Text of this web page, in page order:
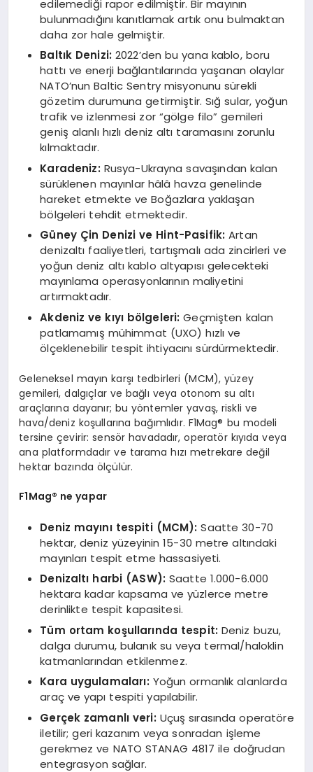
edilemediği rapor edilmiştir. Bir mayının
bulunmadığını kanıtlamak artık onu bulmaktan
daha zor hale gelmiştir.
Baltık Denizi: 2022’den bu yana kablo, boru
hattı ve enerji bağlantılarında yaşanan olaylar
NATO’nun Baltic Sentry misyonunu sürekli
gözetim durumuna getirmiştir. Sığ sular, yoğun
trafik ve izlenmesi zor “gölge filo” gemileri
geniş alanlı hızlı deniz altı taramasını zorunlu
kılmaktadır.
Karadeniz: Rusya-Ukrayna savaşından kalan
sürüklenen mayınlar hâlâ havza genelinde
hareket etmekte ve Boğazlara yaklaşan
bölgeleri tehdit etmektedir.
Güney Çin Denizi ve Hint-Pasifik:Artan
denizaltı faaliyetleri, tartışmalı ada zincirleri ve
yoğun deniz altı kablo altyapısı gelecekteki
mayınlama operasyonlarının maliyetini
artırmaktadır.
Akdeniz ve kıyı bölgeleri: Geçmişten kalan
patlamamış mühimmat (UXO) hızlı ve
ölçeklenebilir tespit ihtiyacını sürdürmektedir.
Geleneksel mayın karşı tedbirleri (MCM), yüzey
gemileri, dalgıçlar ve bağlı veya otonom su altı
araçlarına dayanır; bu yöntemler yavaş, riskli ve
hava/deniz koşullarına bağımlıdır. F1Mag® bu modeli
tersine çevirir: sensör havadadır, operatör kıyıda veya
ana platformdadır ve tarama hızı metrekare değil
hektar bazında ölçülür.
F1Mag® ne yapar
Deniz mayını tespiti (MCM):Saatte 30-70
hektar, deniz yüzeyinin 15-30 metre altındaki
mayınları tespit etme hassasiyeti.
Denizaltı harbi (ASW): Saatte 1.000-6.000
hektara kadar kapsama ve yüzlerce metre
derinlikte tespit kapasitesi.
Tüm ortam koşullarında tespit: Deniz buzu,
dalga durumu, bulanık su veya termal/haloklin
katmanlarından etkilenmez.
Kara uygulamaları: Yoğun ormanlık alanlarda
araç ve yapı tespiti yapılabilir.
Gerçek zamanlı veri: Uçuş sırasında operatöre
iletilir; geri kazanım veya sonradan işleme
gerekmez ve NATO STANAG 4817 ile doğrudan
entegrasyon sağlar.